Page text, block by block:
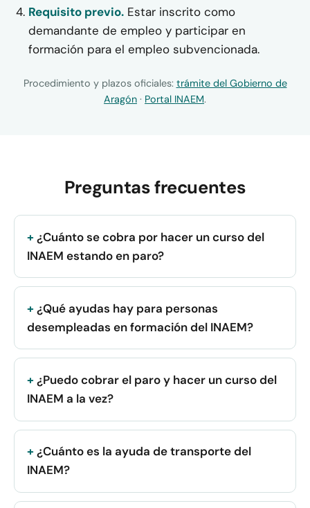
Requisito previo.Estar inscrito como
demandante de empleo y participar en
formación para el empleo subvencionada.
Procedimiento y plazos oficiales: trámite del Gobierno de
Aragón · Portal INAEM.
Preguntas frecuentes
¿Cuánto se cobra por hacer un curso del
INAEM estando en paro?
¿Qué ayudas hay para personas
desempleadas en formación del INAEM?
¿Puedo cobrar el paro y hacer un curso del
INAEM a la vez?
¿Cuánto es la ayuda de transporte del
INAEM?